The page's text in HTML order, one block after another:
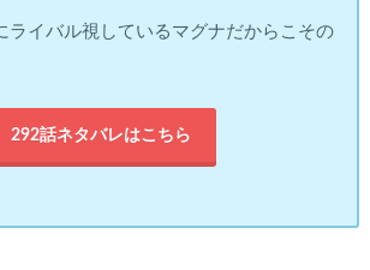
ライバル視しているマグナだからこその
292話ネタバレはこちら